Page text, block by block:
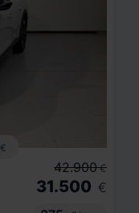
€
42.900 €
31.500 €